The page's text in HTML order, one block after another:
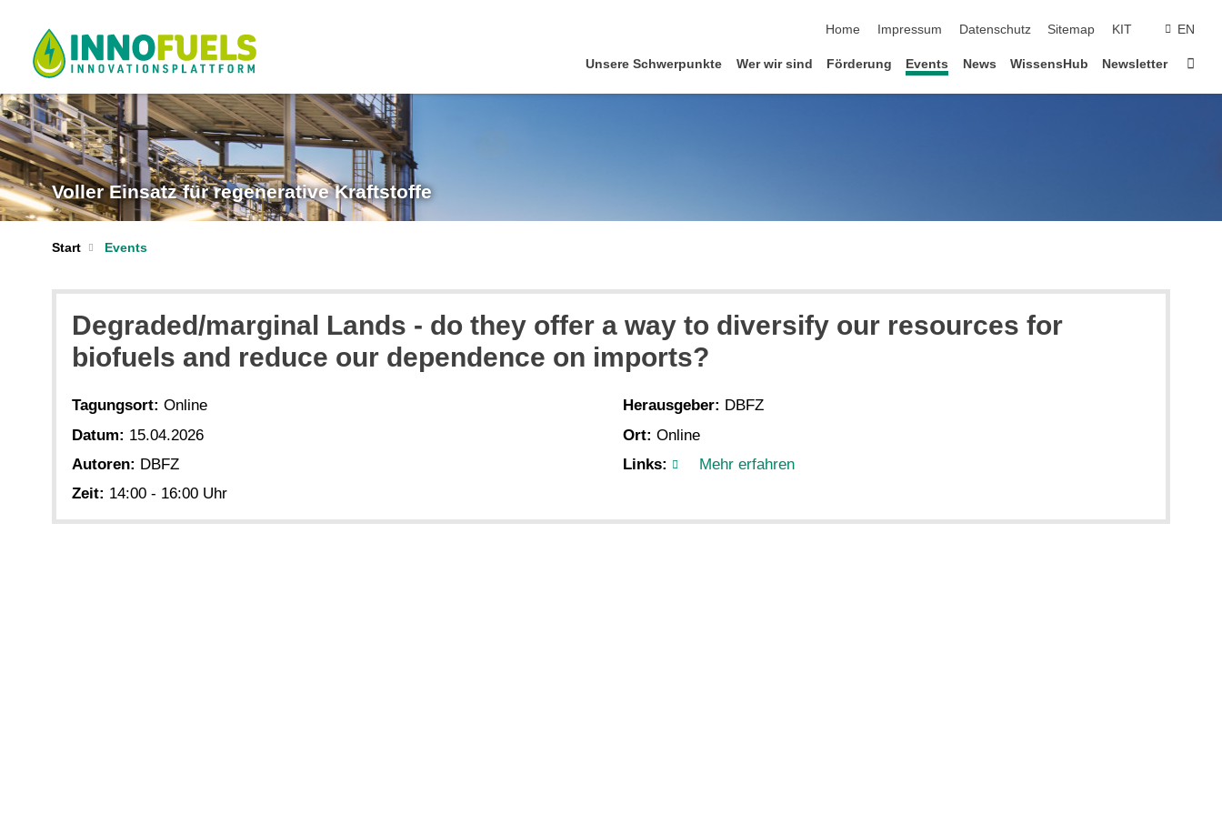
Home
Impressum Datenschutz Sitemap KIT EN
Unsere Schwerpunkte Wer wir sind Förderung Events News WissensHub Newsletter
Voller Einsatz für regenerative Kraftstoffe
Start Events
Degraded/marginal Lands - do they offer a way to diversify our resources for
biofuels and reduce our dependence on imports?
Tagungsort: Online
Datum: 15.04.2026
Autoren: DBFZ
Zeit: 14:00 - 16:00 Uhr
Herausgeber: DBFZ
Ort: Online
Links:
Mehr erfahren